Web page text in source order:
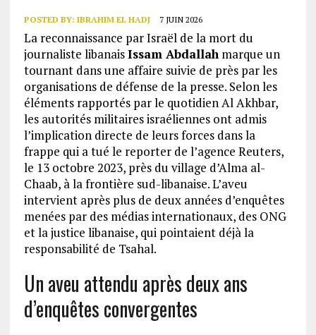
POSTED BY: IBRAHIM EL HADJ 7 JUIN 2026
La reconnaissance par Israël de la mort du
journaliste libanaisIssam Abdallahmarque un
tournant dans une affaire suivie de près par les
organisations de défense de la presse. Selon les
éléments rapportés par le quotidien Al Akhbar,
les autorités militaires israéliennes ont admis
l’implication directe de leurs forces dans la
frappe qui a tué le reporter de l’agence Reuters,
le 13 octobre 2023, près du village d’Alma al-
Chaab, à la frontière sud-libanaise. L’aveu
intervient après plus de deux années d’enquêtes
menées par des médias internationaux, des ONG
et la justice libanaise, qui pointaient déjà la
responsabilité de Tsahal.
Un aveu attendu après deux ans
d’enquêtes convergentes